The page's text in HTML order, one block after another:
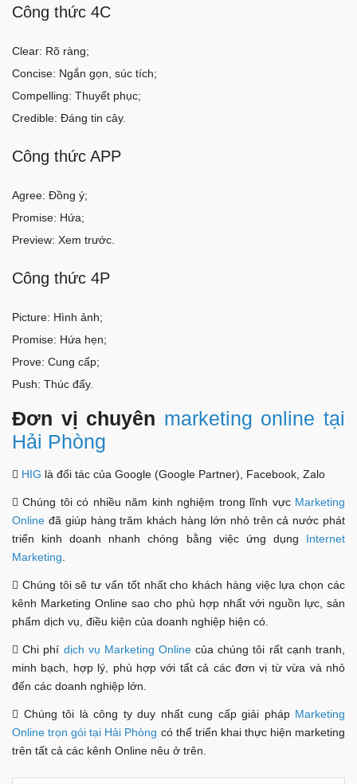
Công thức 4C
Clear: Rõ ràng;
Concise: Ngắn gọn, súc tích;
Compelling: Thuyết phục;
Credible: Đáng tin cây.
Công thức APP
Agree: Đồng ý;
Promise: Hứa;
Preview: Xem trước.
Công thức 4P
Picture: Hình ảnh;
Promise: Hứa hẹn;
Prove: Cung cấp;
Push: Thúc đẩy.
Đơn vị chuyên marketing online tại
Hải Phòng
 HIG là đối tác của Google (Google Partner), Facebook, Zalo
 Chúng tôi có nhiều năm kinh nghiệm trong lĩnh vực Marketing
Online đã giúp hàng trăm khách hàng lớn nhỏ trên cả nước phát
triển kinh doanh nhanh chóng bằng việc ứng dụng Internet
Marketing
 Chúng tôi sẽ tư vấn tốt nhất cho khách hàng việc lựa chọn các
kênh Marketing Online sao cho phù hợp nhất với nguồn lực, sản
phẩm dịch vụ, điều kiện của doanh nghiệp hiện có.
 Chi phí dịch vụ Marketing Online của chúng tôi rất cạnh tranh,
minh bạch, hợp lý, phù hợp với tất cả các đơn vị từ vừa và nhỏ
đến các doanh nghiệp lớn.
 Chúng tôi là công ty duy nhất cung cấp giải pháp Marketing
Online trọn gói tại Hải Phòng có thể triển khai thực hiện marketing
trên tất cả các kênh Online nêu ở trên.